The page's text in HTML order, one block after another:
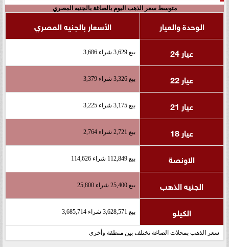
متوسط سعر الذهب اليوم بالصاغة بالجنيه المصري
الوحدة والعيار
الأسعار بالجنيه المصري
عيار 24
بيع 3,629 شراء 3,686
عيار 22 بيع 3,326 شراء 3,379
عيار 21 بيع 3,175 شراء 3,225
عيار 18 بيع 2,721 شراء 2,764
الاونصة بيع 112,849 شراء 114,626
الجنيه الذهب بيع 25,400 شراء 25,800
الكيلو بيع 3,628,571 شراء 3,685,714
سعر الذهب بمحلات الصاغة تختلف بين منطقة وأخرى